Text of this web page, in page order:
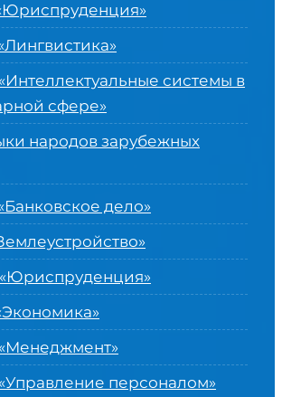
Интеллектуальные системы в
сфере»
народов зарубежных
дело»
персоналом»